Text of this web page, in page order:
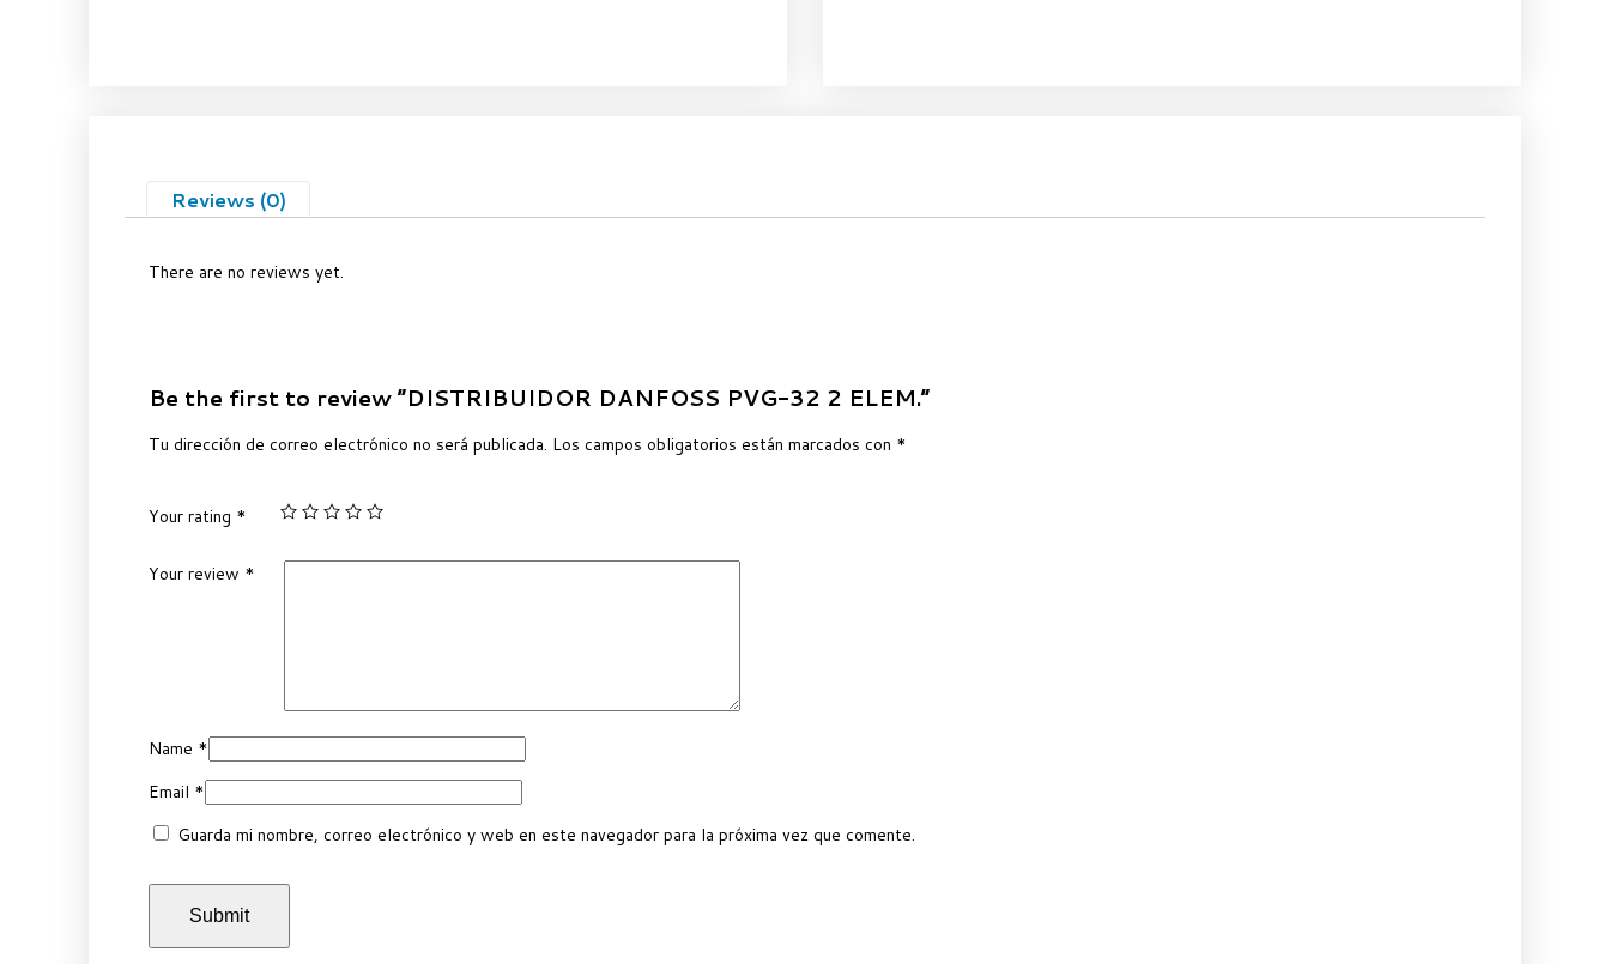
Reviews (0)
There are no reviews yet.
Be the first to review “DISTRIBUIDOR DANFOSS PVG-32 2 ELEM.”
Tu dirección de correo electrónico no será publicada. Los campos obligatorios están marcados con *
Your rating *
Your review *
Name *
Email *
Guarda mi nombre, correo electrónico y web en este navegador para la próxima vez que comente.